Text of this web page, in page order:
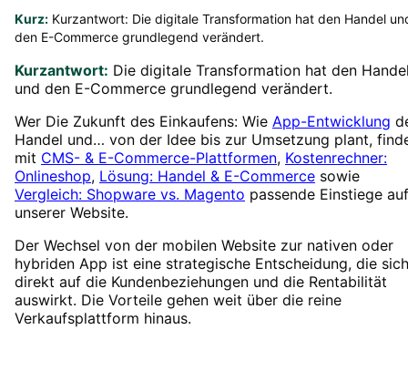
Kurz: Kurzantwort: Die digitale Transformation hat den Handel
den E-Commerce grundlegend verändert.
Kurzantwort: Die digitale Transformation hat den
und den E-Commerce grundlegend verändert.
Wer Die Zukunft des Einkaufens: Wie App-Entwicklung
Handel und… von der Idee bis zur Umsetzung plant,
mit CMS- & E-Commerce-Plattformen, Kostenrechner:
Onlineshop, Lösung: Handel & E-Commerce sowie
Vergleich: Shopware vs. Magento passende Einstiege auf
unserer Website.
Der Wechsel von der mobilen Website zur nativen oder
hybriden App ist eine strategische Entscheidung, die sich
direkt auf die Kundenbeziehungen und die Rentabilität
auswirkt. Die Vorteile gehen weit über die reine
Verkaufsplattform hinaus.